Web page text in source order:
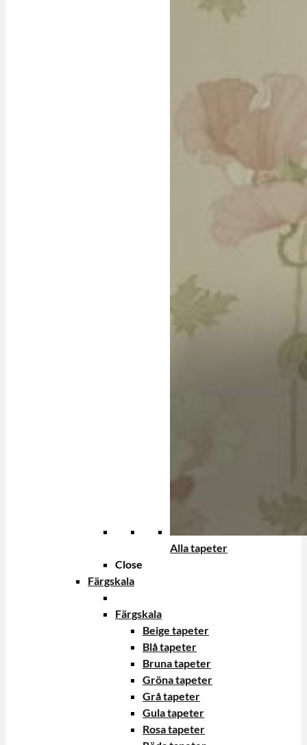
Alla tapeter
Close
Färgskala
Färgskala
Beige tapeter
Blå tapeter
Bruna tapeter
Gröna tapeter
Grå tapeter
Gula tapeter
Rosa tapeter